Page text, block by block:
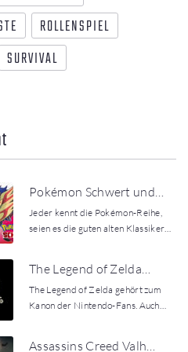
ROLLENSPIEL
SURVIVAL
Pokémon Schwert und…
Jeder kennt die Pokémon-Reihe,
seien es die guten alten Klassiker…
The Legend of Zelda…
The Legend of Zelda gehört zum
Kanon der Nintendo-Fans. Auch…
Assassins Creed Valh…